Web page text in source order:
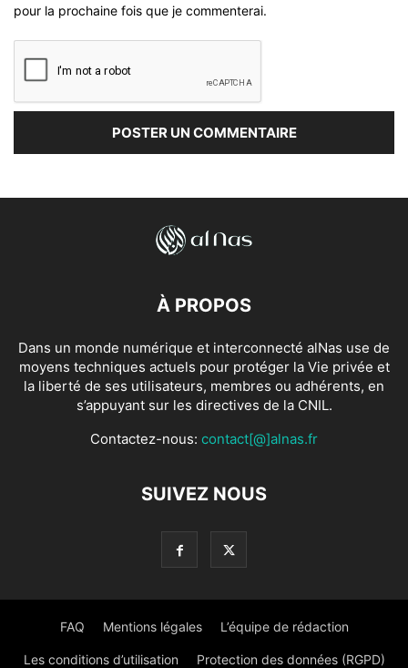
pour la prochaine fois que je commenterai.
À PROPOS
Dans un monde numérique et interconnecté alNas use de
moyens techniques actuels pour protéger la Vie privée et
la liberté de ses utilisateurs, membres ou adhérents, en
s’appuyant sur les directives de la CNIL.
Contactez-nous: contact[@]alnas.fr
SUIVEZ NOUS
FAQ Mentions légales L’équipe de rédaction
Les conditions d’utilisation Protection des données (RGPD)